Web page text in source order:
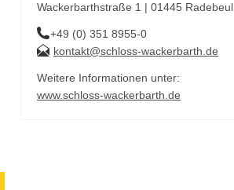
Wackerbarthstraße 1 | 01445 Radebeul
+49 (0) 351 8955-0
kontakt@schloss-wackerbarth.de
Weitere Informationen unter:
www.schloss-wackerbarth.de